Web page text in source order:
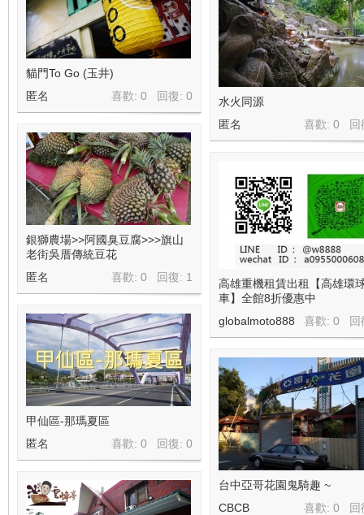
貓門To Go (玉井)
喜歡: 0 回復: 0
匿名
水火同源
喜歡: 0 回
匿名
銀獅農場>>阿國臭豆腐>>>旗山
老街吳厝傳統豆花
喜歡: 0 回復: 1
匿名
高雄重機租賃出租【高雄環
車】全館8折優惠中
喜歡: 0 回
globalmoto888
甲仙區-那瑪夏區
喜歡: 0 回復: 0
匿名
台中亞哥花園鬼騎趣 ~
喜歡: 0 回
CBCB